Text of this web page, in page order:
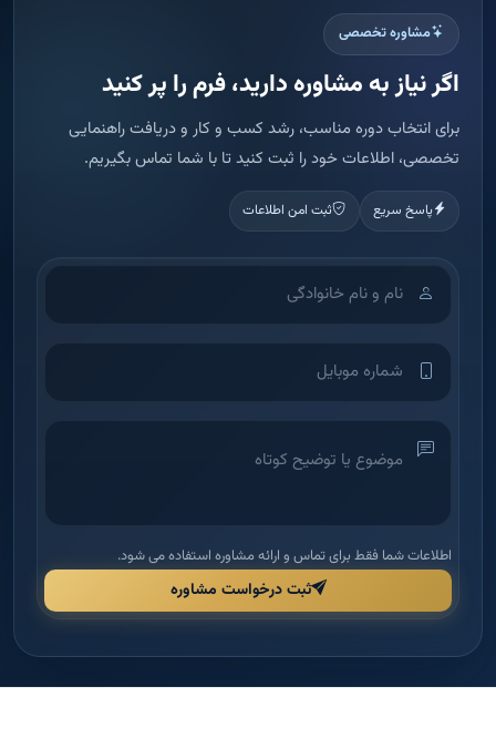
مشاوره تخصصی
اگر نیاز به مشاوره دارید، فرم را پر کنید
برای انتخاب دوره مناسب، رشد کسب و کار و دریافت راهنمایی
تخصصی، اطلاعات خود را ثبت کنید تا با شما تماس بگیریم.
پاسخ سریع ثبت امن اطلاعات
اطلاعات شما فقط برای تماس و ارائه مشاوره استفاده می شود.
ثبت درخواست مشاوره